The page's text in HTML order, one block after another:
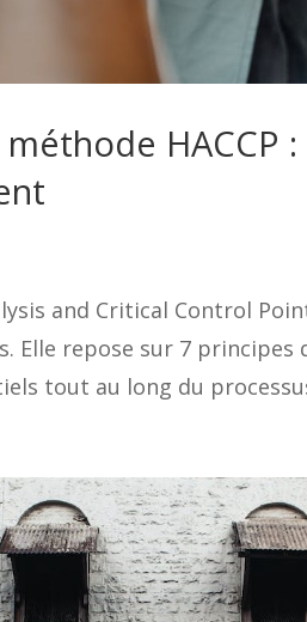
HACCP
and Critical Control
Elle repose sur 7
tout au long du